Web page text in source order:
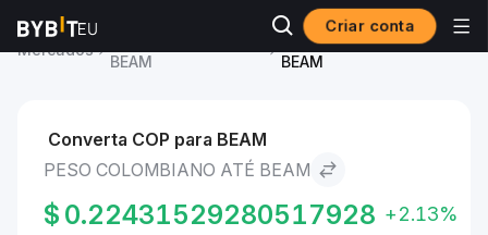
Criar conta
Mercados
BEAM
Peso colombiano to
BEAM
Converta COP para BEAM
PESO COLOMBIANO ATÉ BEAM
$ 0.22431529280517928 +2.13%